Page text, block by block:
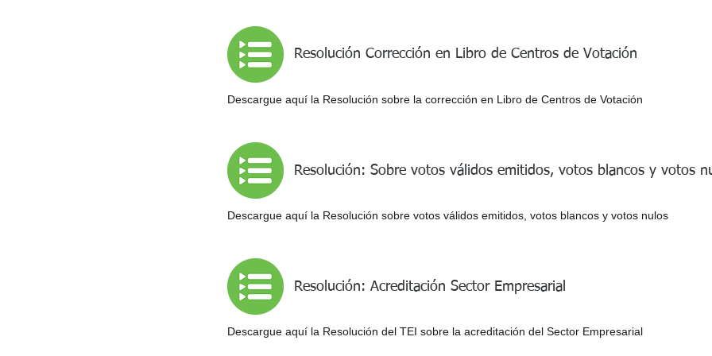
Resolución Corrección en Libro de Centros de Votación
Descargue aquí la Resolución sobre la corrección en Libro de Centros de Votación
Resolución: Sobre votos válidos emitidos, votos blancos y votos
Descargue aquí la Resolución sobre votos válidos emitidos, votos blancos y votos nulos
Resolución: Acreditación Sector Empresarial
Descargue aquí la Resolución del TEI sobre la acreditación del Sector Empresarial